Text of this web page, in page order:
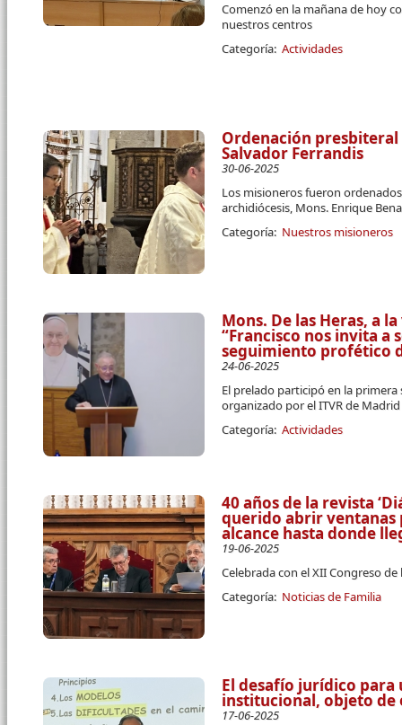
Comenzó en la mañana de hoy
nuestros centros
Categoría: Actividades
Ordenación
Salvador Ferrandis
30-06-2025
Los misioneros fueron
archidiócesis, Mons. Enrique
Categoría: Nuestros misioneros
Mons. De las Heras, a
“Francisco nos invita a
seguimiento profético
24-06-2025
El prelado participó en la primera
organizado por el ITVR de Madrid
Categoría: Actividades
40 años de la revista
querido abrir ventanas
alcance hasta donde
19-06-2025
Celebrada con el XII Congreso
Categoría: Noticias de Familia
El desafío jurídico
institucional, objeto de
17-06-2025